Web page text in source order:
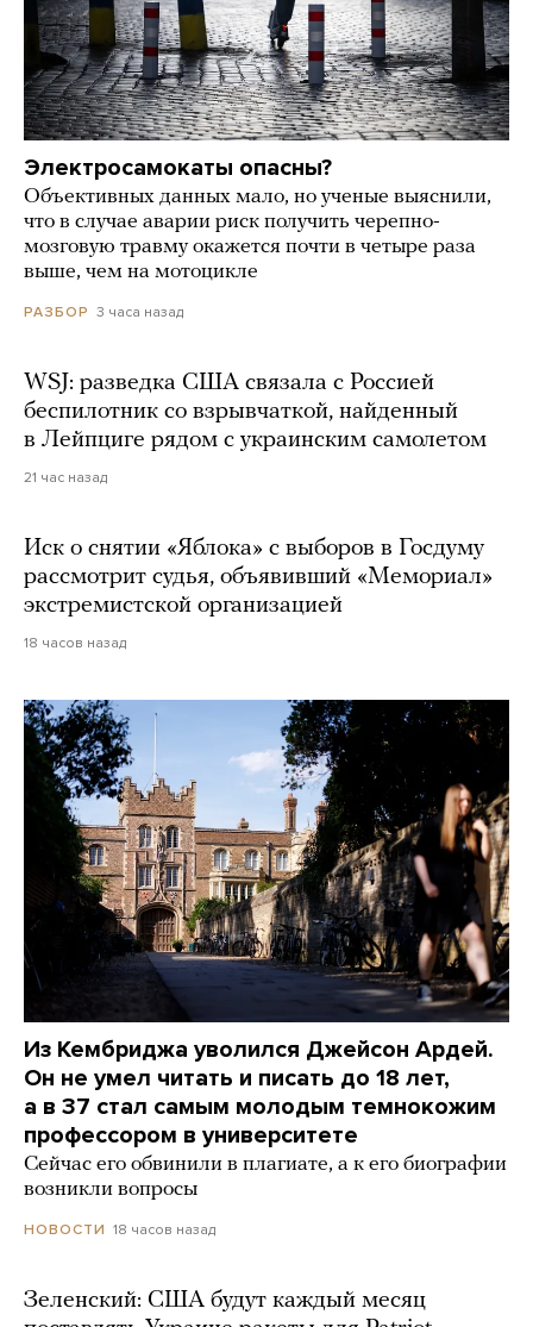
Электросамокаты опасны?
Объективных данных мало, но ученые выяснили,
что в случае аварии риск получить черепно-
мозговую травму окажется почти в четыре раза
выше, чем на мотоцикле
РАЗБОР 3 часа назад
WSJ: разведка США связала с Россией
беспилотник со взрывчаткой, найденный
в Лейпциге рядом с украинским самолетом
21 час назад
Иск о снятии «Яблока» с выборов в Госдуму
рассмотрит судья, объявивший «Мемориал»
экстремистской организацией
18 часов назад
Из Кембриджа уволился Джейсон Ардей.
Он не умел читать и писать до 18 лет,
а в 37 стал самым молодым темнокожим
профессором в университете
Сейчас его обвинили в плагиате, а к его биографии
возникли вопросы
НОВОСТИ 18 часов назад
Зеленский: США будут каждый месяц